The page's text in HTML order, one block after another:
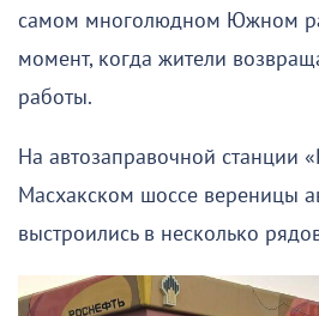
самом многолюдном Южном
момент, когда жители
работы.
На автозаправочной станции
Масхакском шоссе вереницы
выстроились в несколько